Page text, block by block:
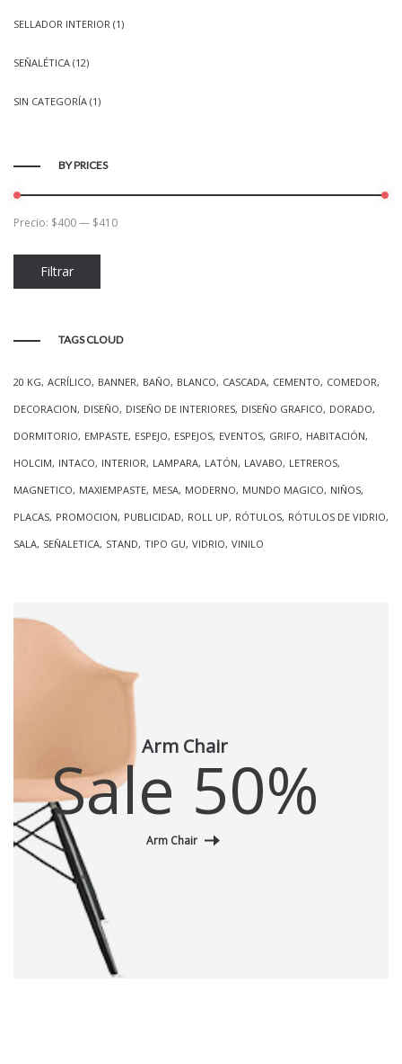
SELLADOR INTERIOR (1)
SEÑALÉTICA (12)
SIN CATEGORÍA (1)
BY PRICES
Precio
mínimo
Precio
máximo
Filtrar
Precio: $400— $410
TAGS CLOUD
20 KG ACRÍLICO BANNER BAÑO BLANCO CASCADA CEMENTO COMEDOR
DECORACION DISEÑO DISEÑO DE INTERIORES DISEÑO GRAFICO DORADO
DORMITORIO EMPASTE ESPEJO ESPEJOS EVENTOS GRIFO HABITACIÓN
HOLCIM INTACO INTERIOR LAMPARA LATÓN LAVABO LETREROS
MAGNETICO MAXIEMPASTE MESA MODERNO MUNDO MAGICO NIÑOS
PLACAS PROMOCION PUBLICIDAD ROLL UP RÓTULOS RÓTULOS DE VIDRIO
SALA SEÑALETICA STAND TIPO GU VIDRIO VINILO
Arm Chair
Sale 50%
Arm Chair